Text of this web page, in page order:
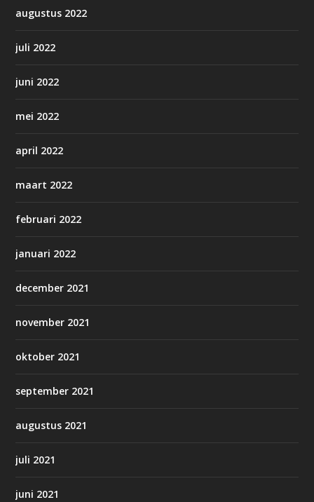
augustus 2022
juli 2022
juni 2022
mei 2022
april 2022
maart 2022
februari 2022
januari 2022
december 2021
november 2021
oktober 2021
september 2021
augustus 2021
juli 2021
juni 2021